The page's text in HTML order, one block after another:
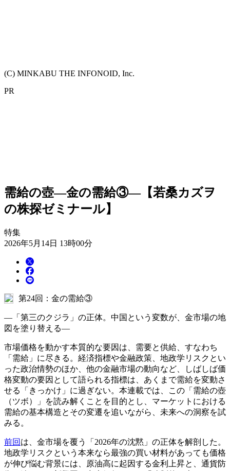
(C) MINKABU THE INFONOID, Inc.
PR
需給の壺―金の需給③―【若桑カズヲ
の株探ゼミナール】
特集
2026年5月14日 13時00分
第24回：金の需給③
―「第三のクジラ」の正体。中国という変数が、金市場の地
図を塗り替える―
市場価格を動かす本質的な要因は、需要と供給、すなわち
「需給」に尽きる。経済指標や金融政策、地政学リスクとい
った政治情勢のほか、他の金融市場の動向など、しばしば価
格変動の要因として語られる指標は、あくまで需給を変動さ
せる「きっかけ」に過ぎない。本連載では、この「需給の壺
（ツボ）」を読み解くことを目的とし、マーケットにおける
需給の基本構造とその変遷を追いながら、未来への洞察を試
みる。
前回 は、金市場を覆う「2026年の沈黙」の正体を解剖した。
地政学リスクという本来なら最強の買い材料があっても価格
が伸び悩む背景には、原油高に起因する金利上昇と、通貨防